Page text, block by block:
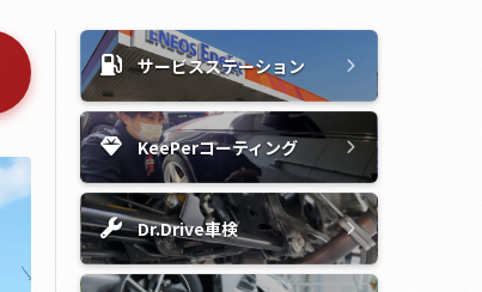
サービスステーション
KeePerコーティング
Dr.Drive車検